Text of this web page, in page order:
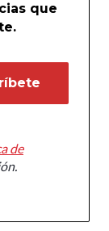
que
de